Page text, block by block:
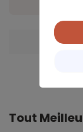
Tout